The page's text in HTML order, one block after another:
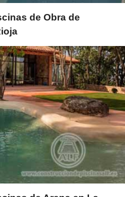
de Obra de